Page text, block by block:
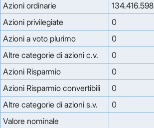
Azioni ordinarie
134.416.598
Azioni privilegiate
0
Azioni a voto plurimo
0
Altre categorie di azioni c.v.
0
Azioni Risparmio
0
Azioni Risparmio convertibili
0
Altre categorie di azioni s.v.
0
Valore nominale